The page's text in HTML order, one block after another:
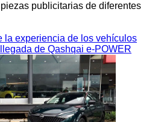
publicitarias de diferentes
la experiencia de los vehículos
de Qashqai e-POWER